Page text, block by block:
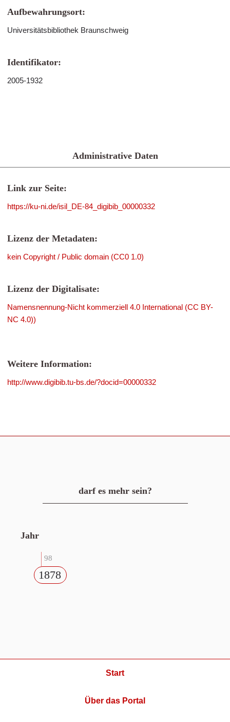
Aufbewahrungsort:
Universitätsbibliothek Braunschweig
Identifikator:
2005-1932
Administrative Daten
Link zur Seite:
https://ku-ni.de/isil_DE-84_digibib_00000332
Lizenz der Metadaten:
kein Copyright / Public domain (CC0 1.0)
Lizenz der Digitalisate:
Namensnennung-Nicht kommerziell 4.0 International (CC BY-
NC 4.0))
Weitere Information:
http://www.digibib.tu-bs.de/?docid=00000332
darf es mehr sein?
Jahr
98
1878
Start
Über das Portal